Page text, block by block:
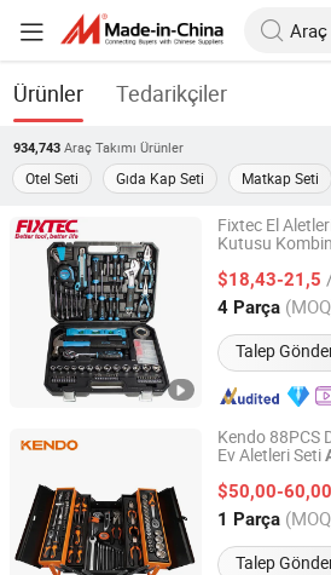
Ürünler Tedarikçiler
934,743 Araç Takımı Ürünler
Otel Seti Gıda Kap Seti Matkap Seti
Fixtec El
Kutusu
$18,43-21,5
4 Parça
Talep
Ebic Tools Co., Ltd.
Jiangsu, China Fiyat
Kendo 88PCS
Ev Aletleri Seti
$50,00-60,00
1 Parça
Talep
Saame Tools (Shanghai) Import &
Shanghai, China Fiyat